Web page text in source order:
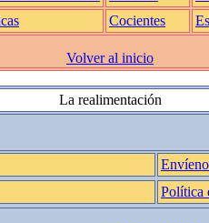
Cocientes
Volver al inicio
La realimentación
Política